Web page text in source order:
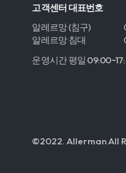
고객센터 대표번호
알레르망 (침구)
알레르망 침대
운영시간 평일
©2022. Allerman All